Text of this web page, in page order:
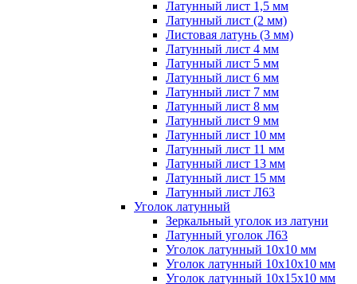
Латунный лист 1,5 мм
Латунный лист (2 мм)
Листовая латунь (3 мм)
Латунный лист 4 мм
Латунный лист 5 мм
Латунный лист 6 мм
Латунный лист 7 мм
Латунный лист 8 мм
Латунный лист 9 мм
Латунный лист 10 мм
Латунный лист 11 мм
Латунный лист 13 мм
Латунный лист 15 мм
Латунный лист Л63
Уголок латунный
Зеркальный уголок из латуни
Латунный уголок Л63
Уголок латунный 10x10 мм
Уголок латунный 10x10x10 мм
Уголок латунный 10x15x10 мм